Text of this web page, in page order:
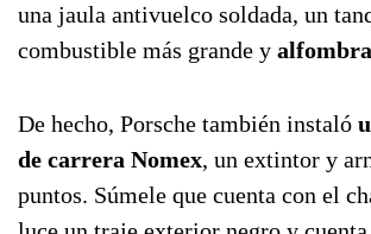
una jaula antivuelco soldada, un
combustible más grande y
De hecho, Porsche también instaló
de carrera Nomex, un extintor y
puntos. Súmele que cuenta con el